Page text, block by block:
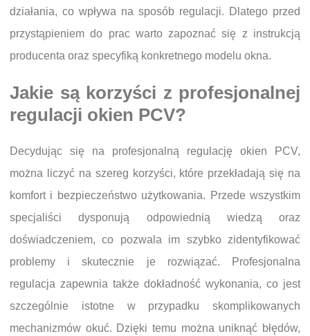
działania, co wpływa na sposób regulacji. Dlatego przed
przystąpieniem do prac warto zapoznać się z instrukcją
producenta oraz specyfiką konkretnego modelu okna.
Jakie są korzyści z profesjonalnej
regulacji okien PCV?
Decydując się na profesjonalną regulację okien PCV,
można liczyć na szereg korzyści, które przekładają się na
komfort i bezpieczeństwo użytkowania. Przede wszystkim
specjaliści dysponują odpowiednią wiedzą oraz
doświadczeniem, co pozwala im szybko zidentyfikować
problemy i skutecznie je rozwiązać. Profesjonalna
regulacja zapewnia także dokładność wykonania, co jest
szczególnie istotne w przypadku skomplikowanych
mechanizmów okuć. Dzięki temu można uniknąć błędów,